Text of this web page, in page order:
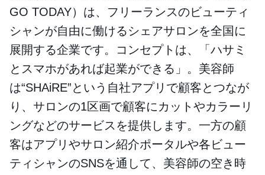
GO TODAY）は、フリーランスのビューティ
シャンが自由に働けるシェアサロンを全国に
展開する企業です。コンセプトは、「ハサミ
とスマホがあれば起業ができる」。美容師
は“SHAiRE”という自社アプリで顧客とつなが
り、サロンの1区画で顧客にカットやカラーリ
ングなどのサービスを提供します。一方の顧
客はアプリやサロン紹介ポータルや各ビュー
ティシャンのSNSを通して、美容師の空き時